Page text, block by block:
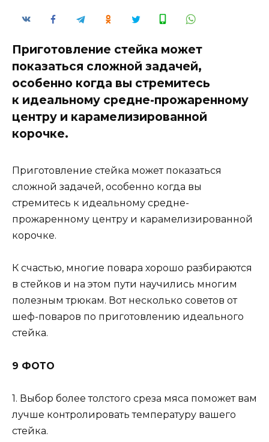
Приготовление стейка может
показаться сложной задачей,
особенно когда вы стремитесь
к идеальному средне-прожаренному
центру и карамелизированной
корочке.
Приготовление стейка может показаться
сложной задачей, особенно когда вы
стремитесь к идеальному средне-
прожаренному центру и карамелизированной
корочке.
К счастью, многие повара хорошо разбираются
в стейков и на этом пути научились многим
полезным трюкам. Вот несколько советов от
шеф-поваров по приготовлению идеального
стейка.
9 ФОТО
1. Выбор более толстого среза мяса поможет вам
лучше контролировать температуру вашего
стейка.